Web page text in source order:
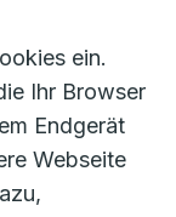
ein.
Ihr Browser
Endgerät
Webseite